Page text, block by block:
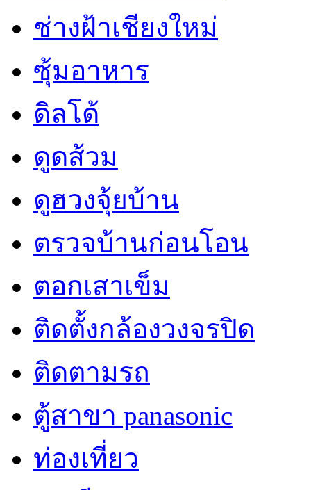
ช่างฝ้าเชียงใหม่
ซุ้มอาหาร
ดิลโด้
ดูดส้วม
ดูฮวงจุ้ยบ้าน
ตรวจบ้านก่อนโอน
ตอกเสาเข็ม
ติดตั้งกล้องวงจรปิด
ติดตามรถ
ตู้สาขา panasonic
ท่องเที่ยว